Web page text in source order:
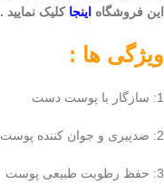
این فروشگاه اینجا کلیک نمایید .
ویژگی ها :
1: سازگار با پوست دست
2: ضدپیری و جوان کننده پوست
3: حفظ رطوبت طبیعی پوست